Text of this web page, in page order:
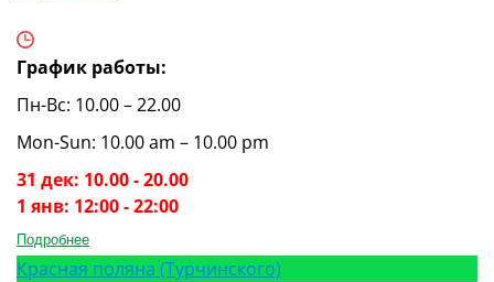
График работы:
Пн-Вс: 10.00 – 22.00
Mon-Sun: 10.00 am – 10.00 pm
31 дек: 10.00 - 20.00
1 янв: 12:00 - 22:00
Подробнее
Красная поляна (Турчинского)